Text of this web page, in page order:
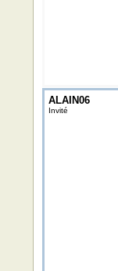
ALAIN06
Invité